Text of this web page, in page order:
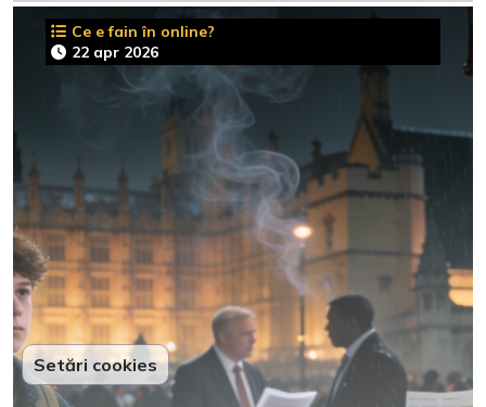
Ce e fain în online?
22 apr 2026
Setări cookies